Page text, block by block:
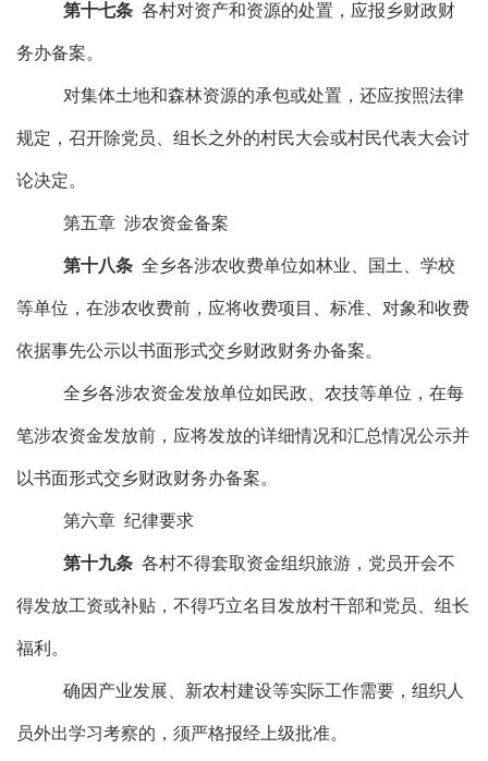
第十七条 各村对资产和资源的处置，应报乡财政财
务办备案。
对集体土地和森林资源的承包或处置，还应按照法律
规定，召开除党员、组长之外的村民大会或村民代表大会讨
论决定。
第五章 涉农资金备案
第十八条 全乡各涉农收费单位如林业、国土、学校
等单位，在涉农收费前，应将收费项目、标准、对象和收费
依据事先公示以书面形式交乡财政财务办备案。
全乡各涉农资金发放单位如民政、农技等单位，在每
笔涉农资金发放前，应将发放的详细情况和汇总情况公示并
以书面形式交乡财政财务办备案。
第六章 纪律要求
第十九条 各村不得套取资金组织旅游，党员开会不
得发放工资或补贴，不得巧立名目发放村干部和党员、组长
福利。
确因产业发展、新农村建设等实际工作需要，组织人
员外出学习考察的，须严格报经上级批准。